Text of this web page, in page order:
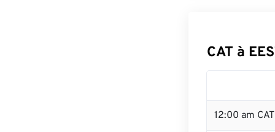
CAT à
12:00 am